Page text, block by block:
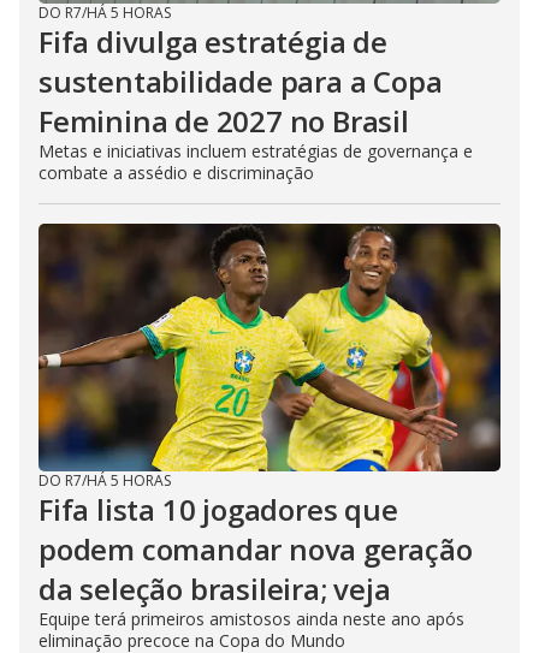
DO R7/HÁ 5 HORAS
Fifa divulga estratégia de
sustentabilidade para a Copa
Feminina de 2027 no Brasil
Metas e iniciativas incluem estratégias de governança e
combate a assédio e discriminação
DO R7/HÁ 5 HORAS
Fifa lista 10 jogadores que
podem comandar nova geração
da seleção brasileira; veja
Equipe terá primeiros amistosos ainda neste ano após
eliminação precoce na Copa do Mundo